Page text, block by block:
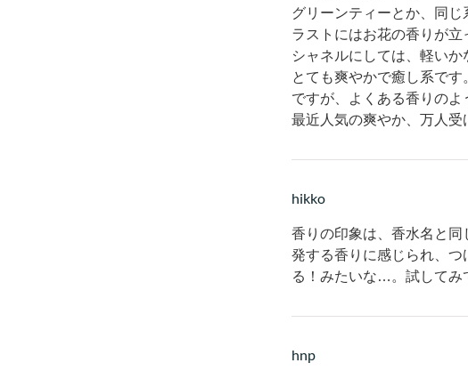
グリーンティーとか、同じ
ラストにはお花の香りが立
シャネルにしては、軽いか
とても爽やかで癒し系です
ですが、よくある香りのよ
最近人気の爽やか、万人受
hikko
香りの印象は、香水名と同
発する香りに感じられ、つ
る！みたいな…。試してみ
hnp